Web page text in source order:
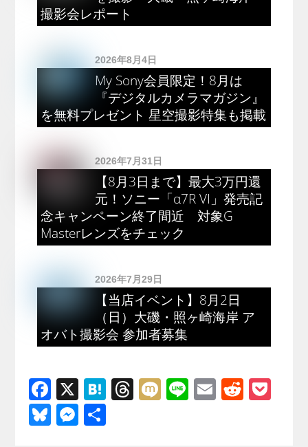
撮影会レポート
2026年8月4日
My Sony会員限定！8月は
『デジタルカメラマガジン』
を無料プレゼント 星空撮影特集も掲載
2026年7月31日
【8月3日まで】最大3万円還
元！ソニー「α7R VI」発売記
念キャンペーン終了間近 対象G
Masterレンズをチェック
2026年7月29日
【当店イベント】8月2日
（日）大磯・照ヶ崎海岸 ア
オバト撮影会 参加者募集
F
a
c
X
H
T
M
Li
E
R
Bl
M